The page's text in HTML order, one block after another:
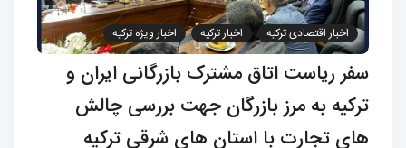
اخبار اقتصادی ترکیه اخبار ترکیه اخبار ویژه ترکیه
سفر ریاست اتاق مشترک بازرگانی ایران و
ترکیه به مرز بازرگان جهت بررسی چالش
های تجارت با استان های شرقی ترکیه